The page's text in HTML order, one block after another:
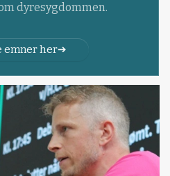
dyresygdommen.
emner her